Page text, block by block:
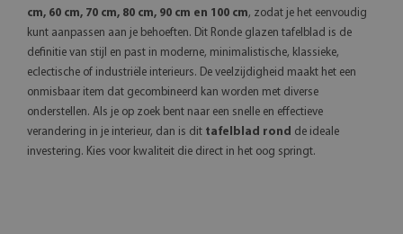
cm, 60 cm, 70 cm, 80 cm, 90 cm en 100 cm, zodat je het eenvoudig
kunt aanpassen aan je behoeften. Dit Ronde glazen tafelblad is de
definitie van stijl en past in moderne, minimalistische, klassieke,
eclectische of industriële interieurs. De veelzijdigheid maakt het een
onmisbaar item dat gecombineerd kan worden met diverse
onderstellen. Als je op zoek bent naar een snelle en effectieve
verandering in je interieur, dan is dit tafelblad rond de ideale
investering. Kies voor kwaliteit die direct in het oog springt.